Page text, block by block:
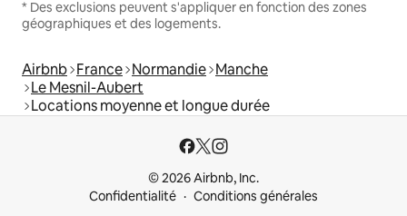
* Des exclusions peuvent s'appliquer en fonction des zones
géographiques et des logements.
Airbnb France Normandie Manche
Le Mesnil-Aubert
Locations moyenne et longue durée
© 2026 Airbnb, Inc.
Confidentialité
Conditions générales